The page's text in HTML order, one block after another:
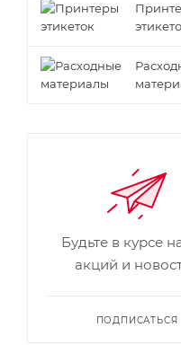
Будьте в курсе
акций и
ПОДПИСАТЬСЯ